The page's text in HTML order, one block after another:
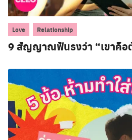
Love Relationship
9 สัญญาณฟันธงว่า “เขาคือ